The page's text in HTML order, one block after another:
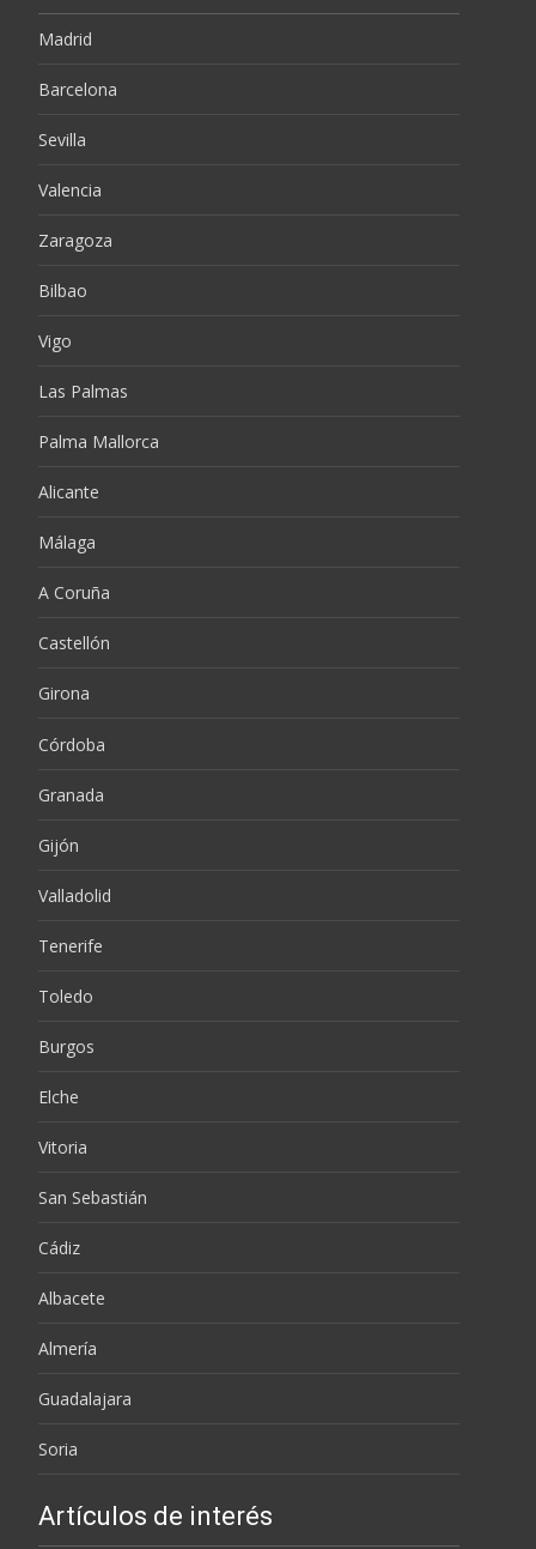
Madrid
Barcelona
Sevilla
Valencia
Zaragoza
Bilbao
Vigo
Las Palmas
Palma Mallorca
Alicante
Málaga
A Coruña
Castellón
Girona
Córdoba
Granada
Gijón
Valladolid
Tenerife
Toledo
Burgos
Elche
Vitoria
San Sebastián
Cádiz
Albacete
Almería
Guadalajara
Soria
Artículos de interés